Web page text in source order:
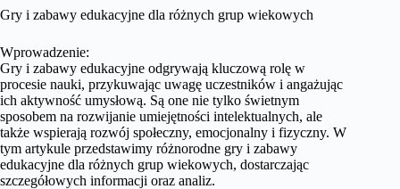
Gry i zabawy edukacyjne dla różnych grup wiekowych
Wprowadzenie:
Gry i zabawy edukacyjne odgrywają kluczową rolę w
procesie nauki, przykuwając uwagę uczestników i angażując
ich aktywność umysłową. Są one nie tylko świetnym
sposobem na rozwijanie umiejętności intelektualnych, ale
także wspierają rozwój społeczny, emocjonalny i fizyczny. W
tym artykule przedstawimy różnorodne gry i zabawy
edukacyjne dla różnych grup wiekowych, dostarczając
szczegółowych informacji oraz analiz.